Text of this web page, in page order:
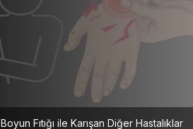
Boyun Fıtığı ile Karışan Diğer Hastalıklar